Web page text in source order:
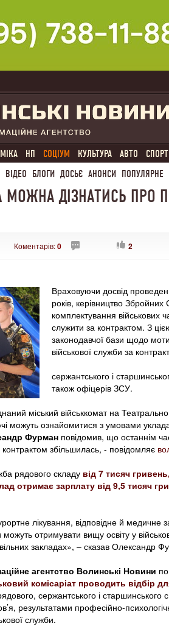
НП СОЦІУМ КУЛЬТУРА АВТО СПОРТ
ВІДЕО БЛОГИ ДОСЬЄ АНОНСИ ПОПУЛЯРНЕ
МОЖНА ДІЗНАТИСЬ ПРО
Коментарів:0 2
Враховуючи досвід
років, керівництво
комплектування військових
служити за контрактом. З
законодавчої бази щодо
військової служби за
сержантського і
також офіцерів ЗСУ.
міський військкомат на
можуть ознайомитися з умовами
Фурман повідомив, що останнім
збільшилась, - повідомляє
рядового складу від 7 тисяч
отримає зарплату від 9,5 тисяч
лікування, відповідне й
отримувати вищу освіту у
закладах», – сказав Олександр
агентство Волинські Новини
комісаріат проводить відбір
сержантського і старшинського
результатами професійно-
служби.